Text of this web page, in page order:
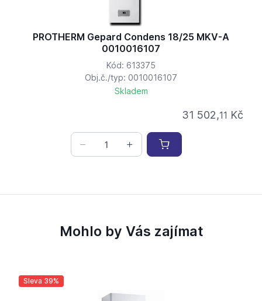
PROTHERM Gepard Condens 18/25 MKV-A
0010016107
Kód: 613375
Obj.č./typ: 0010016107
Skladem
31 502,11 Kč
Mohlo by Vás zajímat
Sleva 39%